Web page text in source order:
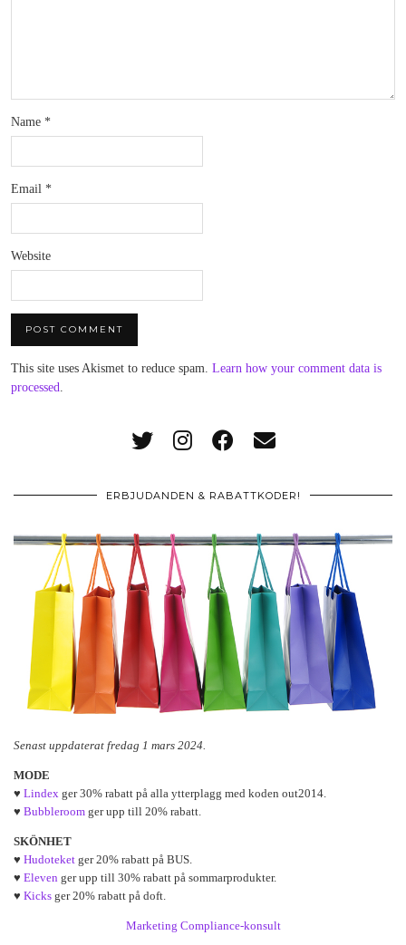
Name *
Email *
Website
This site uses Akismet to reduce spam. Learn how your comment data is
processed
ERBJUDANDEN & RABATTKODER!
Senast uppdaterat fredag 1 mars 2024.
MODE
♥ Lindex ger 30% rabatt på alla ytterplagg med koden out2014.
♥ Bubbleroom ger upp till 20% rabatt.
SKÖNHET
♥ Hudoteket ger 20% rabatt på BUS.
♥ Eleven ger upp till 30% rabatt på sommarprodukter.
♥ Kicks ger 20% rabatt på doft.
Marketing Compliance-konsult